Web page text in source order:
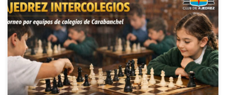
Ya está aquí el Torneo de Ajedrez Intercolegios de Carabanchel:
equipos de 4, ritmo 5+3, trofeos y medallas. ¡Inscribe a tu colegio!